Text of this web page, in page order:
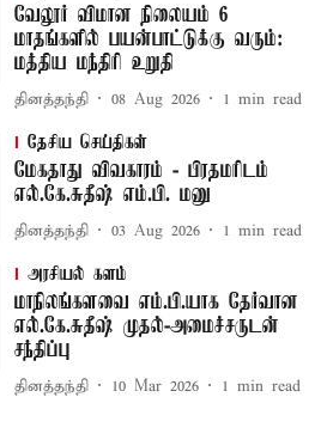
வேலூர் விமான நிலையம் 6
மாதங்களில் பயன்பாட்டுக்கு வரும்:
மத்திய மந்திரி உறுதி
தினத்தந்தி 08 Aug 2026 1 min read
தேசிய செய்திகள்
மேகதாது விவகாரம் - பிரதமரிடம்
எல்.கே.சுதீஷ் எம்.பி. மனு
தினத்தந்தி 03 Aug 2026 1 min read
அரசியல் களம்
மாநிலங்களவை எம்.பி.யாக தேர்வான
எல்.கே.சுதீஷ் முதல்-அமைச்சருடன்
சந்திப்பு
தினத்தந்தி 10 Mar 2026 1 min read